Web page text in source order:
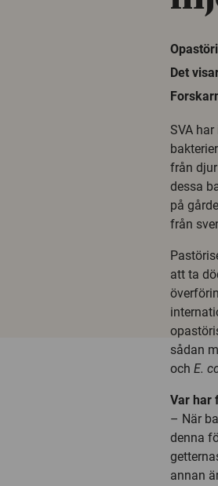
Det
SVA
från
dessa
på
från
att ta
sådan
och E.
Var har
– När
denna
annan